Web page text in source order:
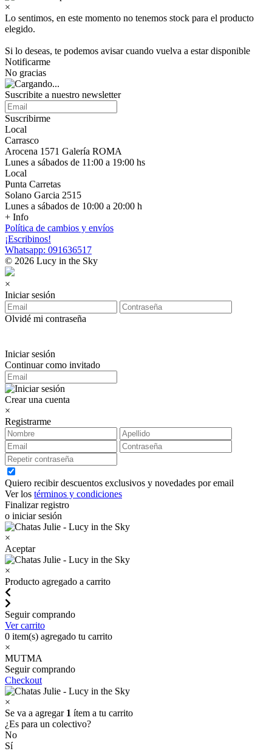
×
Lo sentimos, en este momento no tenemos stock para el producto
elegido.
Si lo deseas, te podemos avisar cuando vuelva a estar disponible
Notificarme
No gracias
Suscribite a nuestro newsletter
Suscribirme
Local
Carrasco
Arocena 1571 Galería ROMA
Lunes a sábados de 11:00 a 19:00 hs
Local
Punta Carretas
Solano Garcia 2515
Lunes a sábados de 10:00 a 20:00 h
+ Info
Política de cambios y envíos
¡Escribinos!
Whatsapp: 091636517
© 2026 Lucy in the Sky
×
Iniciar sesión
Olvidé mi contraseña
Iniciar sesión
Continuar como invitado
Crear una cuenta
×
Registrarme
Quiero recibir descuentos exclusivos y novedades por email
Ver los términos y condiciones
Finalizar registro
o iniciar sesión
×
Aceptar
×
Producto agregado a carrito
Seguir comprando
Ver carrito
0 item(s) agregado tu carrito
×
MUTMA
Seguir comprando
Checkout
×
Se va a agregar 1 ítem a tu carrito
¿Es para un colectivo?
No
Sí